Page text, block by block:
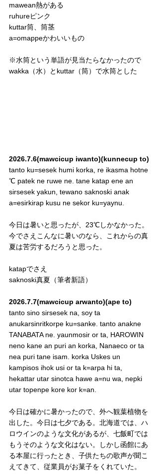
mawean熱がある
ruhureピンク
kuttar筒、筒茎
a=omappeかわいいもの
※水筒という単語が見当たらなかったので
wakka（水）とkuttar（筒）で水筒とした
2026.7.6(mawcicup iwanto)(kunnecup to)
tanto ku=sesek humi korka, re ikasma hotne
℃ patek ne ruwe ne. tane katap ene an
sirsesek yakun, tewano saknoski anak
a=esirkirap kusu ne sekor ku=yaynu.
今日は暑いと思ったが、23℃しかなかった。
今でさえこんなに暑いのなら、これからの真
夏は苦労するだろうと思った。
katapでさえ
saknoski真夏（筆者新語）
2026.7.7(mawcicup arwanto)(ape to)
tanto sino sirsesek na, soy ta
anukarsinritkorpe ku=sanke. tanto anakne
TANABATA ne. yaunmosir or ta, HAROWIN
neno kane an puri an korka, Nanaeco or ta
nea puri tane isam. korka Uskes un
kampisos ihok usi or ta k=arpa hi ta,
hekattar utar sinotca hawe a=nu wa, nepki
utar topenpe kore kor k=an.
今日は確かに暑かったので、外へ観葉植物を
出した。今日は七夕である。北海道では、ハ
ロウインのような文化があるが、七飯町では
もうそのような文化はない。しかし函館にあ
る本屋に行ったとき、子供たちの歌声が聞こ
えてきて、従業員がお菓子をくれていた。